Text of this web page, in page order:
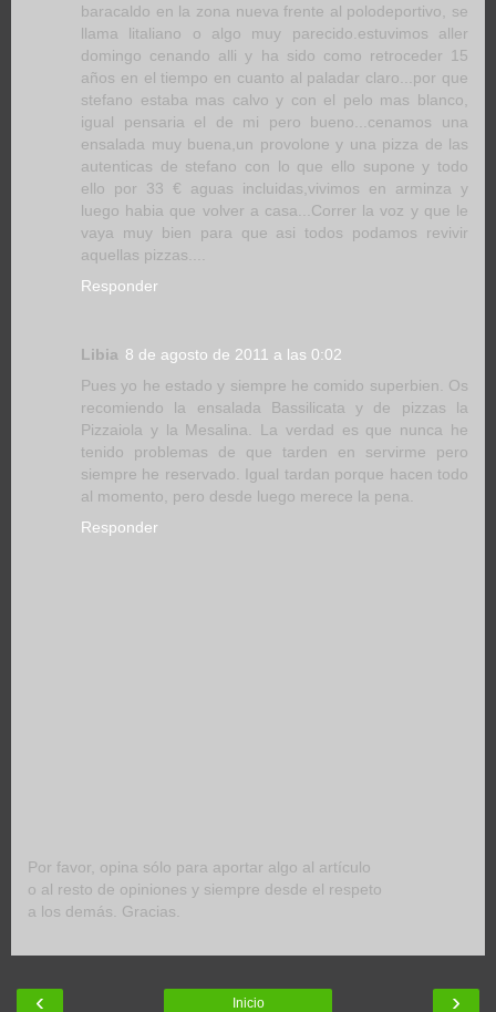
baracaldo en la zona nueva frente al polodeportivo, se
llama litaliano o algo muy parecido.estuvimos aller
domingo cenando alli y ha sido como retroceder 15
años en el tiempo en cuanto al paladar claro...por que
stefano estaba mas calvo y con el pelo mas blanco,
igual pensaria el de mi pero bueno...cenamos una
ensalada muy buena,un provolone y una pizza de las
autenticas de stefano con lo que ello supone y todo
ello por 33 € aguas incluidas,vivimos en arminza y
luego habia que volver a casa...Correr la voz y que le
vaya muy bien para que asi todos podamos revivir
aquellas pizzas....
Responder
Libia 8 de agosto de 2011 a las 0:02
Pues yo he estado y siempre he comido superbien. Os
recomiendo la ensalada Bassilicata y de pizzas la
Pizzaiola y la Mesalina. La verdad es que nunca he
tenido problemas de que tarden en servirme pero
siempre he reservado. Igual tardan porque hacen todo
al momento, pero desde luego merece la pena.
Responder
Por favor, opina sólo para aportar algo al artículo
o al resto de opiniones y siempre desde el respeto
a los demás. Gracias.
‹ ›
Inicio